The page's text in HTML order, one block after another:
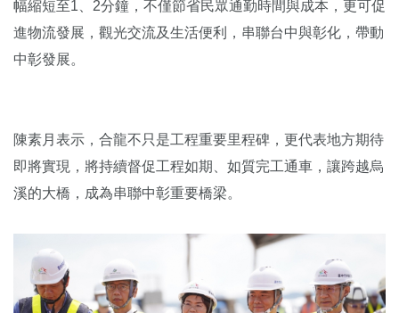
幅縮短至1、2分鐘，不僅節省民眾通勤時間與成本，更可促
進物流發展，觀光交流及生活便利，串聯台中與彰化，帶動
中彰發展。
陳素月表示，合龍不只是工程重要里程碑，更代表地方期待
即將實現，將持續督促工程如期、如質完工通車，讓跨越烏
溪的大橋，成為串聯中彰重要橋梁。